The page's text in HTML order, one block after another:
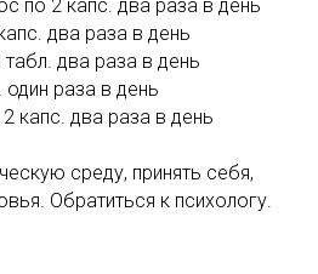
по 2 капс. два раза в день
два раза в день
два раза в день
раза в день
капс. два раза в день
среду, принять себя,
Обратиться к психологу.